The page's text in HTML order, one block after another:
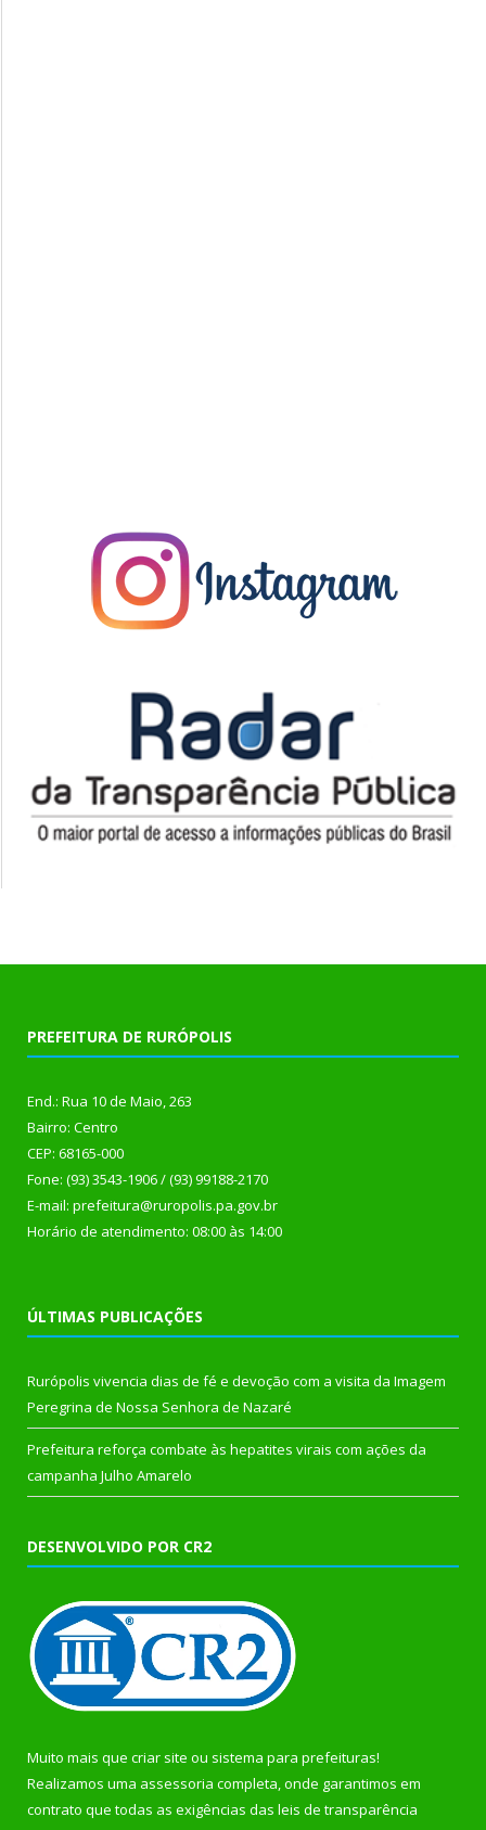
PREFEITURA DE RURÓPOLIS
End.: Rua 10 de Maio, 263
Bairro: Centro
CEP: 68165-000
Fone: (93) 3543-1906 / (93) 99188-2170
E-mail: prefeitura@ruropolis.pa.gov.br
Horário de atendimento: 08:00 às 14:00
ÚLTIMAS PUBLICAÇÕES
Rurópolis vivencia dias de fé e devoção com a visita da Imagem
Peregrina de Nossa Senhora de Nazaré
Prefeitura reforça combate às hepatites virais com ações da
campanha Julho Amarelo
DESENVOLVIDO POR CR2
Muito mais que criar site ou sistema para prefeituras!
Realizamos uma assessoria completa, onde garantimos em
contrato que todas as exigências das leis de transparência